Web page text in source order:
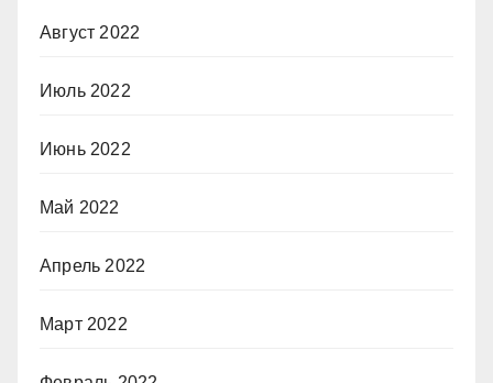
Август 2022
Июль 2022
Июнь 2022
Май 2022
Апрель 2022
Март 2022